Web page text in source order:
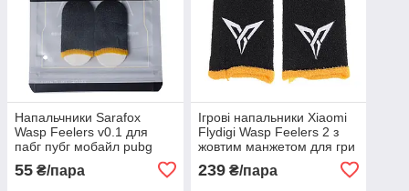
Напальчники Sarafox
Wasp Feelers v0.1 для
пабг пубг мобайл pubg
mobile ігри на телефоні,
смартфоні планшеті
55 ₴/пара
Ігрові напальники Xiaomi
Flydigi Wasp Feelers 2 з
жовтим манжетом для гри
239₴/пара